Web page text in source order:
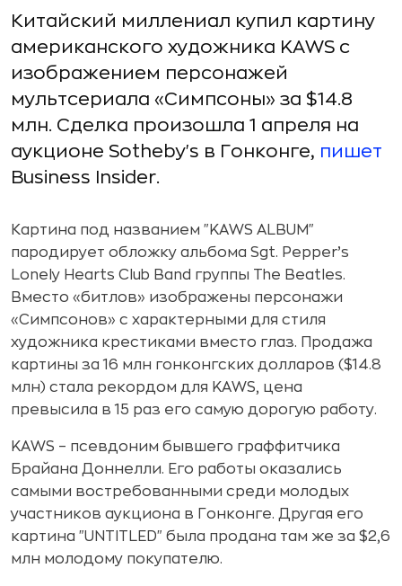
Китайский миллениал купил картину
американского художника KAWS с
изображением персонажей
мультсериала «Симпсоны» за $14.8
млн. Сделка произошла 1 апреля на
аукционе Sotheby's в Гонконге, пишет
Business Insider.
Картина под названием "KAWS ALBUM"
пародирует обложку альбома Sgt. Pepper’s
Lonely Hearts Club Band группы The Beatles.
Вместо «битлов» изображены персонажи
«Симпсонов» с характерными для стиля
художника крестиками вместо глаз. Продажа
картины за 16 млн гонконгских долларов ($14.8
млн) стала рекордом для KAWS, цена
превысила в 15 раз его самую дорогую работу.
KAWS – псевдоним бывшего граффитчика
Брайана Доннелли. Его работы оказались
самыми востребованными среди молодых
участников аукциона в Гонконге. Другая его
картина "UNTITLED" была продана там же за $2,6
млн молодому покупателю.